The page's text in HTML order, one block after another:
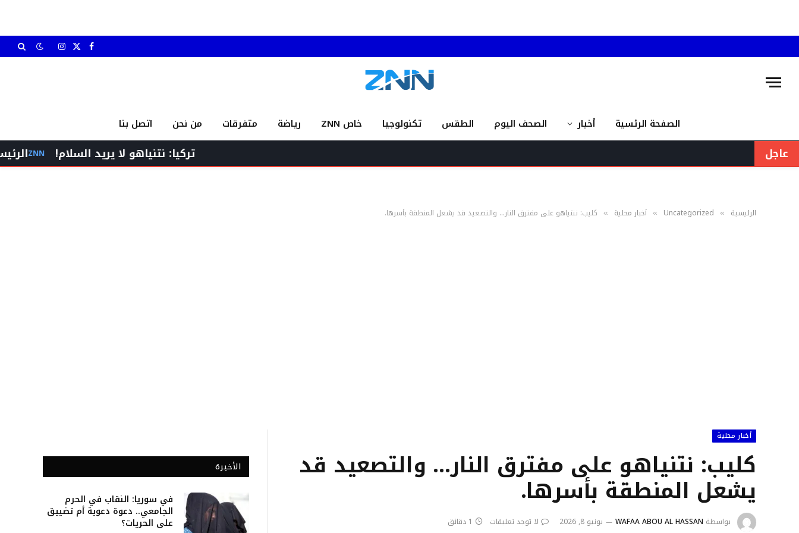
فيسبوك
X الانستغرام
الصفحة الرئسية أخبار الصحف اليوم الطقس تكنولوجيا خاص ZNN رياضة متفرقات من نحن اتصل بنا
عاجل تركيا: نتنياهو لا يريد السلام! الرئيس برّي
الرئيسية »
Uncategorized
» أخبار محلية » كليب: نتنياهو على مفترق النار… والتصعيد قد يشعل المنطقة بأسرها.
أخبار محلية
كليب: نتنياهو على مفترق النار… والتصعيد قد
يشعل المنطقة بأسرها.
بواسطة WAFAA ABOU AL HASSAN يونيو 8, 2026 لا توجد تعليقات 1 دقائق
الأخيرة
في سوريا: النقاب في الحرم
الجامعي.. دعوة دعوية أم تضييق
على الحريات؟